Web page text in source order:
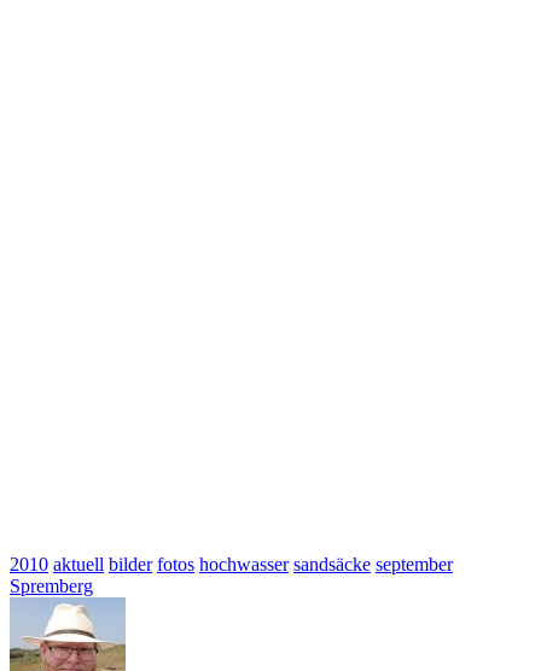
2010 aktuell bilder fotos hochwasser sandsäcke september
Spremberg